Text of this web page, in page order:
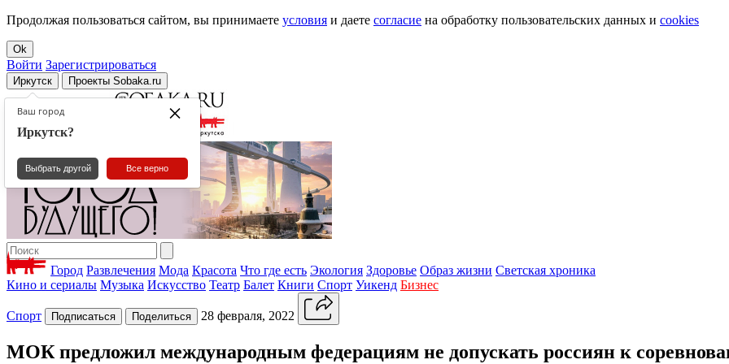
Продолжая пользоваться сайтом, вы принимаете условия и даете согласие на обработку пользовательских данных и cookies
Ok
Войти Зарегистрироваться
Иркутск Проекты Sobaka.ru
Город Развлечения Мода Красота Что где есть Экология Здоровье Образ жизни Светская хроника
Кино и сериалы Музыка Искусство Театр Балет Книги Спорт Уикенд Бизнес
Спорт Подписаться Поделиться 28 февраля, 2022
МОК предложил международным федерациям не допускать россиян к
×
Ваш город
Иркутск?
Выбрать другой Все верно